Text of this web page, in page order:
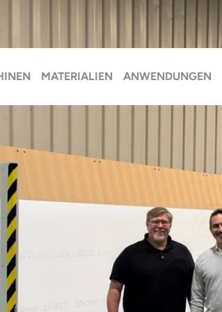
MATERIALIEN ANWENDUNGEN